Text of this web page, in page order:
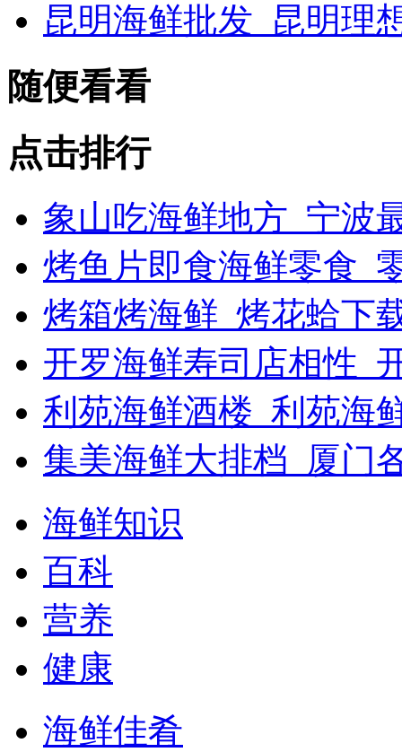
昆明海鲜批发_昆明理
随便看看
点击排行
象山吃海鲜地方_宁波
烤鱼片即食海鲜零食_
烤箱烤海鲜_烤花蛤下
开罗海鲜寿司店相性_
利苑海鲜酒楼_利苑海
集美海鲜大排档_厦门
海鲜知识
百科
营养
健康
海鲜佳肴